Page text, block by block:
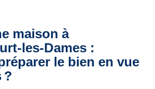
maison à
les-Dames :
le bien en vue
?